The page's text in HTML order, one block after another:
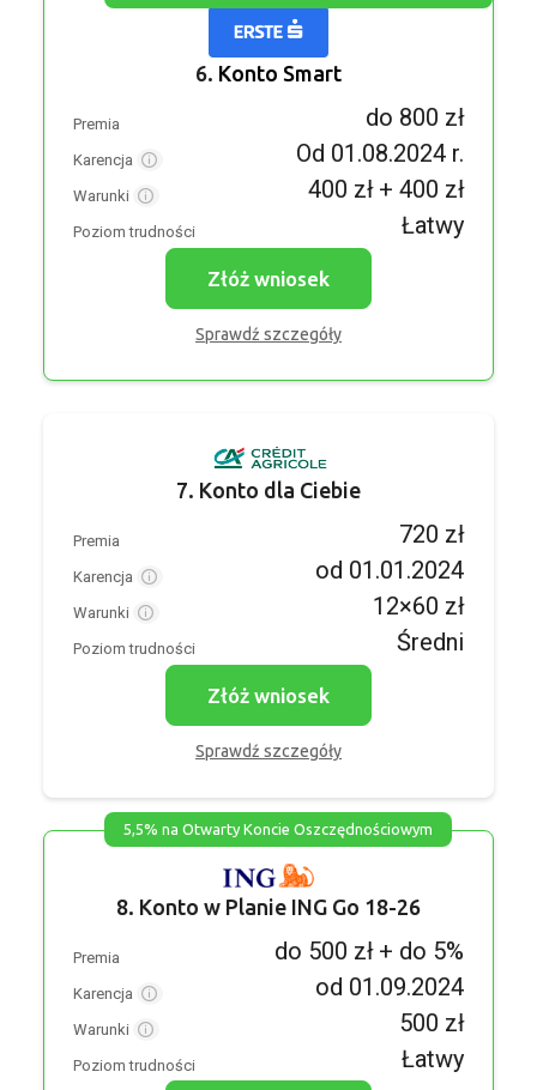
6. Konto Smart
Premia do 800 zł
Karencja Od 01.08.2024 r.
Warunki 400 zł + 400 zł
Poziom trudności Łatwy
Złóż wniosek
Sprawdź szczegóły
7. Konto dla Ciebie
Premia 720 zł
Karencja od 01.01.2024
Warunki 12×60 zł
Poziom trudności Średni
Złóż wniosek
Sprawdź szczegóły
5,5% na Otwarty Koncie Oszczędnościowym
8. Konto w Planie ING Go 18-26
Premia do 500 zł + do 5%
Karencja od 01.09.2024
Warunki 500 zł
Poziom trudności Łatwy